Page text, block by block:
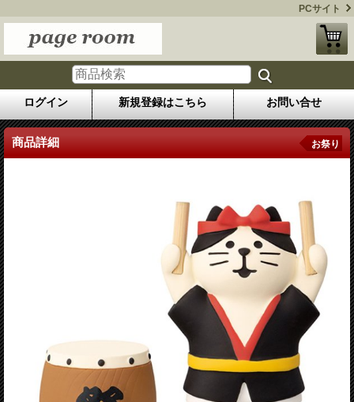
PCサイト
ログイン 新規登録はこちら お問い合せ
商品詳細 お祭り